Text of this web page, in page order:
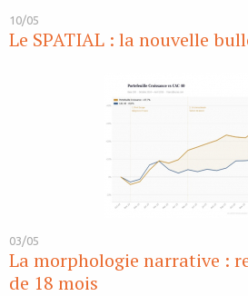
10/05
Le SPATIAL : la nouvelle
03/05
La morphologie narrative :
de 18 mois